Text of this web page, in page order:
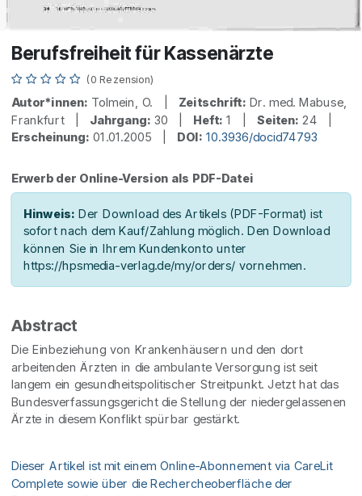
Berufsfreiheit für Kassenärzte
(0 Rezension)
Autor*innen: Tolmein, O. | Zeitschrift: Dr. med. Mabuse,
Frankfurt | Jahrgang: 30 | Heft: 1 | Seiten: 24 |
Erscheinung: 01.01.2005 | DOI: 10.3936/docid74793
Erwerb der Online-Version als PDF-Datei
Hinweis: Der Download des Artikels (PDF-Format) ist
sofort nach dem Kauf/Zahlung möglich. Den Download
können Sie in Ihrem Kundenkonto unter
https://hpsmedia-verlag.de/my/orders/ vornehmen.
Abstract
Die Einbeziehung von Krankenhäusern und den dort
arbeitenden Ärzten in die ambulante Versorgung ist seit
langem ein gesundheitspolitischer Streitpunkt. Jetzt hat das
Bundesverfassungsgericht die Stellung der niedergelassenen
Ärzte in diesem Konflikt spürbar gestärkt.
Dieser Artikel ist mit einem Online-Abonnement via CareLit
Complete sowie über die Rechercheoberfläche der